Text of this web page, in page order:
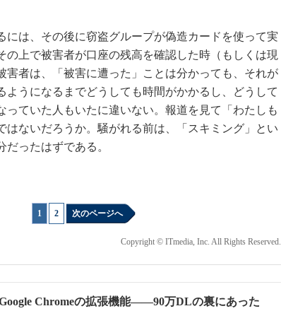
は、その後に窃盗グループが偽造カードを使って実
の上で被害者が口座の残高を確認した時（もしくは現
害者は、「被害に遭った」ことは分かっても、それが
ようになるまでどうしても時間がかかるし、どうして
ていた人もいたに違いない。報道を見て「わたしも
はないだろうか。騒がれる前は、「スキミング」とい
ったはずである。
1 2 次のページへ
Copyright © ITmedia, Inc. All Rights Reserved.